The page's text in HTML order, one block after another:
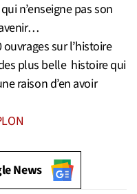
n’enseigne pas son
ouvrages sur l’histoire
plus belle histoire qui
raison d’en avoir
News